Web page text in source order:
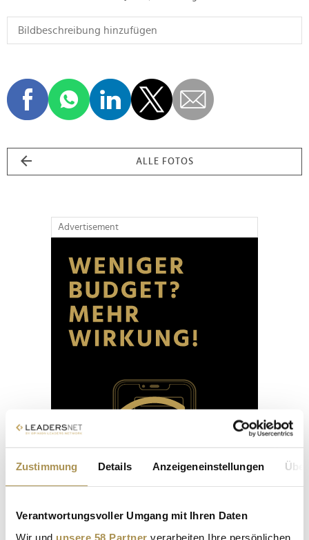
Zustimmung Details Anzeigeneinstellungen
Verantwortungsvoller Umgang mit Ihren Daten
Wir und unsere 58 Partner verarbeiten Ihre persönlichen
ALLE FOTOS
Advertisement